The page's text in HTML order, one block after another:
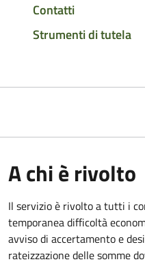
Contatti
Strumenti di tutela
A chi è rivolto
Il servizio è rivolto a tutti i
temporanea difficoltà
avviso di accertamento e
rateizzazione delle somme